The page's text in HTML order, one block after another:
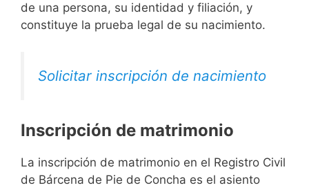
de una persona, su identidad y filiación, y
constituye la prueba legal de su nacimiento.
Solicitar inscripción de nacimiento
Inscripción de matrimonio
La inscripción de matrimonio en el Registro Civil
de Bárcena de Pie de Concha es el asiento